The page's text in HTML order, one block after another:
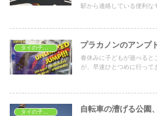
駅から連絡している便利な
プラカノンのアンプ
春休みに子どもが遊べると
が、早速ひとつめに行って
タイの子どもの遊び場 自転車の漕げる公園